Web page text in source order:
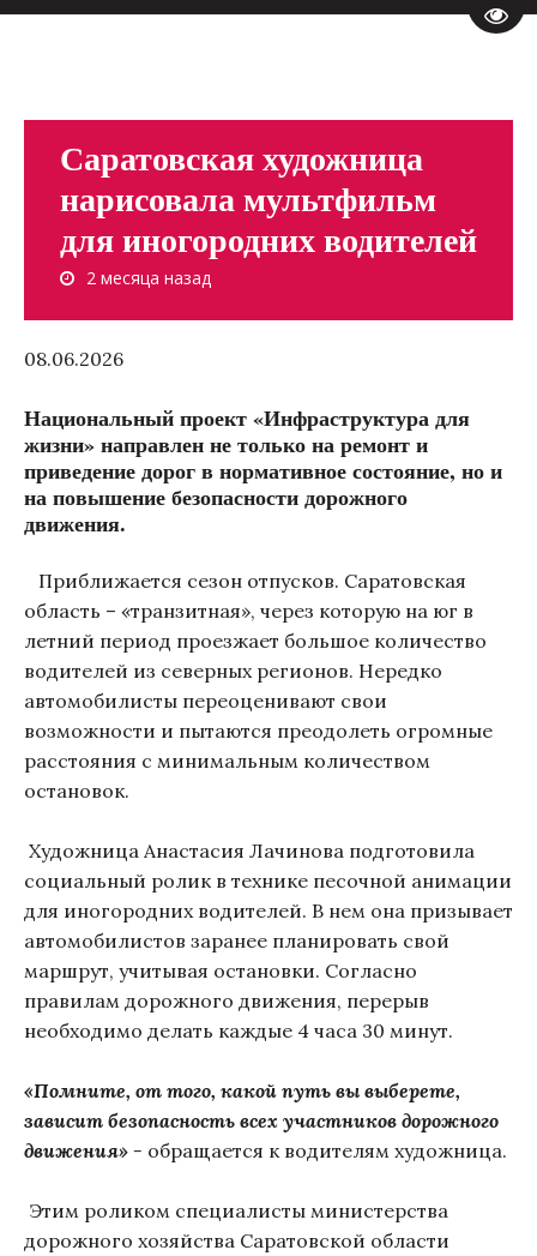
Саратовская художница
нарисовала мультфильм
для иногородних водителей
2 месяца назад
08.06.2026
Национальный проект «Инфраструктура для
жизни» направлен не только на ремонт и
приведение дорог в нормативное состояние, но и
на повышение безопасности дорожного
движения.
Приближается сезон отпусков. Саратовская
область – «транзитная», через которую на юг в
летний период проезжает большое количество
водителей из северных регионов. Нередко
автомобилисты переоценивают свои
возможности и пытаются преодолеть огромные
расстояния с минимальным количеством
остановок.
Художница Анастасия Лачинова подготовила
социальный ролик в технике песочной анимации
для иногородних водителей. В нем она призывает
автомобилистов заранее планировать свой
маршрут, учитывая остановки. Согласно
правилам дорожного движения, перерыв
необходимо делать каждые 4 часа 30 минут.
«Помните, от того, какой путь вы выберете,
зависит безопасность всех участников дорожного
движения» - обращается к водителям художница.
Этим роликом специалисты министерства
дорожного хозяйства Саратовской области